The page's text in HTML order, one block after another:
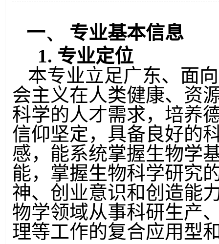
一、 专业基本信息
1. 专业定位
本专业立足广东、面
会主义在人类健康、资
科学的人才需求，培养
信仰坚定，具备良好的
感，能系统掌握生物学
能，掌握生物科学研究
神、创业意识和创造能
物学领域从事科研生产
理等工作的复合应用型